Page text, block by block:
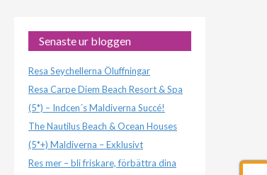
Senaste ur bloggen
Resa Seychellerna Öluffningar
Resa Carpe Diem Beach Resort & Spa
(5*) – Indcen´s Maldiverna Succé!
The Nautilus Beach & Ocean Houses
(5*+) Maldiverna – Exklusivt
Res mer – bli friskare, förbättra dina